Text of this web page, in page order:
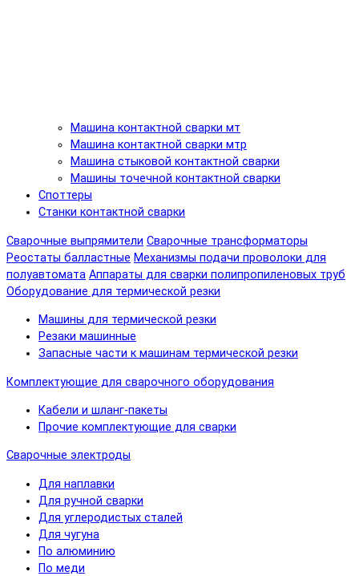
Машина контактной сварки мт
Машина контактной сварки мтр
Машина стыковой контактной сварки
Машины точечной контактной сварки
Споттеры
Станки контактной сварки
Сварочные выпрямители Сварочные трансформаторы
Реостаты балластные Механизмы подачи проволоки для
полуавтомата Аппараты для сварки полипропиленовых труб
Оборудование для термической резки
Машины для термической резки
Резаки машинные
Запасные части к машинам термической резки
Комплектующие для сварочного оборудования
Кабели и шланг-пакеты
Прочие комплектующие для сварки
Сварочные электроды
Для наплавки
Для ручной сварки
Для углеродистых сталей
Для чугуна
По алюминию
По меди